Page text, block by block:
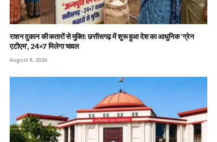
राशन दुकान की कतारों से मुक्ति: छत्तीसगढ़ में शुरू हुआ देश का आधुनिक ‘ग्रेन
एटीएम’, 24×7 मिलेगा चावल
August 8, 2026